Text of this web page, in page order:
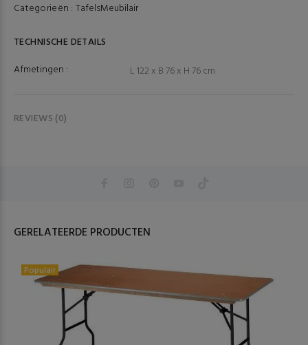
Categorieën : TafelsMeubilair
TECHNISCHE DETAILS
Afmetingen :
L 122 x B 76 x H 76 cm
REVIEWS (0)
GERELATEERDE PRODUCTEN
Populair